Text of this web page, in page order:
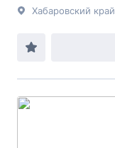
Хабаровский край